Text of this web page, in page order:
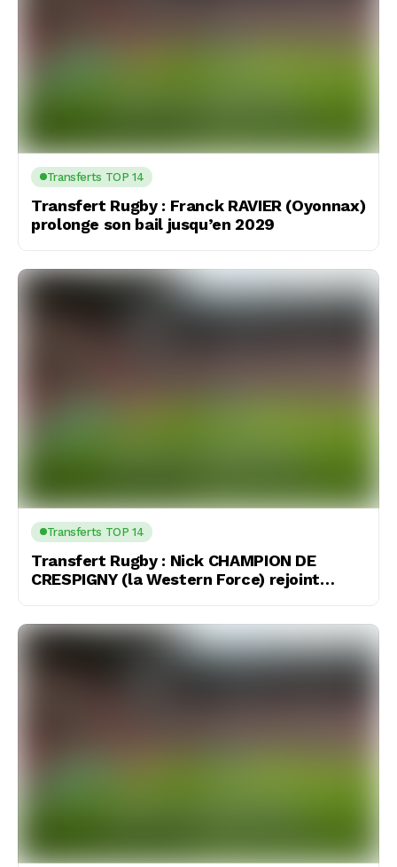
Transferts TOP 14
Transfert Rugby : Franck RAVIER (Oyonnax)
prolonge son bail jusqu’en 2029
Transferts TOP 14
Transfert Rugby : Nick CHAMPION DE
CRESPIGNY (la Western Force) rejoint